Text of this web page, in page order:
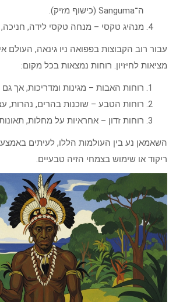
ה־Sanguma (כישוף מזיק).
מנהיג טקסי – מנחה טקסי לידה, חניכה,
עבור רוב הקבוצות בפפואה ניו גינאה, העולם
מציאות לחיזיון. רוחות נמצאות בכל מקום:
רוחות האבות – מגינות ומדריכות, אך
רוחות הטבע – שוכנות בהרים, נהרות,
רוחות זדון – אחראיות על מחלות,
השאמאן נע בין העולמות הללו, לעיתים
ריקוד או שימוש בצמחי הזיה טבעיים.